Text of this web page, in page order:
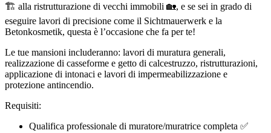
🏗️ alla ristrutturazione di vecchi immobili 🏡, e se sei in grado di
eseguire lavori di precisione come il Sichtmauerwerk e la
Betonkosmetik, questa è l’occasione che fa per te!
Le tue mansioni includeranno: lavori di muratura generali,
realizzazione di casseforme e getto di calcestruzzo, ristrutturazioni,
applicazione di intonaci e lavori di impermeabilizzazione e
protezione antincendio.
Requisiti:
Qualifica professionale di muratore/muratrice completa ✅